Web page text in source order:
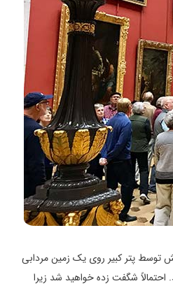
پتر کبیر روی یک زمین مردابی
شگفت زده خواهید شد زیرا